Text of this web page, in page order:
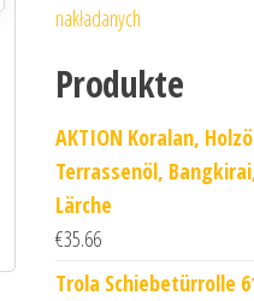
nakładanych
Produkte
AKTION Koralan,
Terrassenöl,
Lärche
€35.66
Trola Schiebetürrolle